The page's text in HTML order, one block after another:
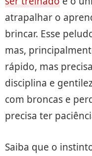
atrapalhar o
brincar. Esse
mas,
rápido, mas
disciplina e
com broncas e
precisa ter
Saiba que o